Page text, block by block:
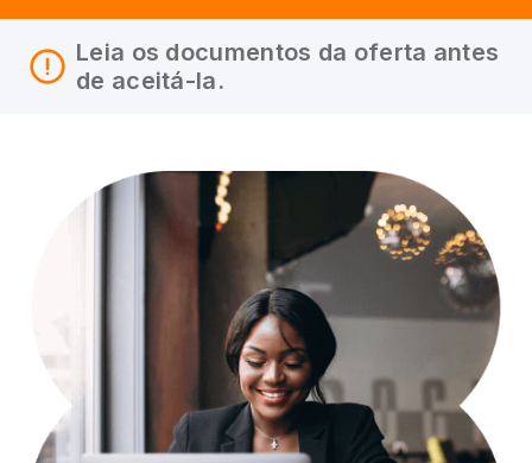
Leia os documentos da oferta antes
de aceitá-la.